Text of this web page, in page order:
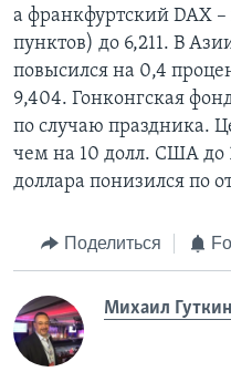
а франкфуртский DAX
пунктов) до 6,211. В
повысился на 0,4
9,404. Гонконгская
по случаю праздника.
чем на 10 долл. США до
доллара понизился по
Поделиться
Михаил Гуткин